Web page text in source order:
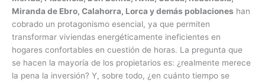
Miranda de Ebro, Calahorra, Lorca y demás poblaciones han
cobrado un protagonismo esencial, ya que permiten
transformar viviendas energéticamente ineficientes en
hogares confortables en cuestión de horas. La pregunta que
se hacen la mayoría de los propietarios es: ¿realmente merece
la pena la inversión? Y, sobre todo, ¿en cuánto tiempo se